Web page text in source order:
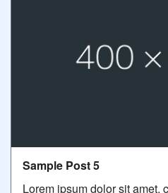
Sample Post 5
Lorem ipsum dolor sit amet,